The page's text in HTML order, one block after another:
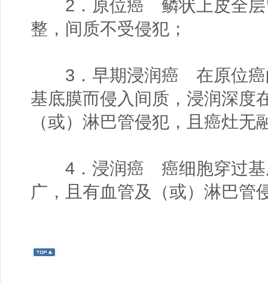
2．原位癌 鳞状上皮全层
整，间质不受侵犯；
3．早期浸润癌 在原位癌
基底膜而侵入间质，浸润深度
（或）淋巴管侵犯，且癌灶无
4．浸润癌 癌细胞穿过基
广，且有血管及（或）淋巴管